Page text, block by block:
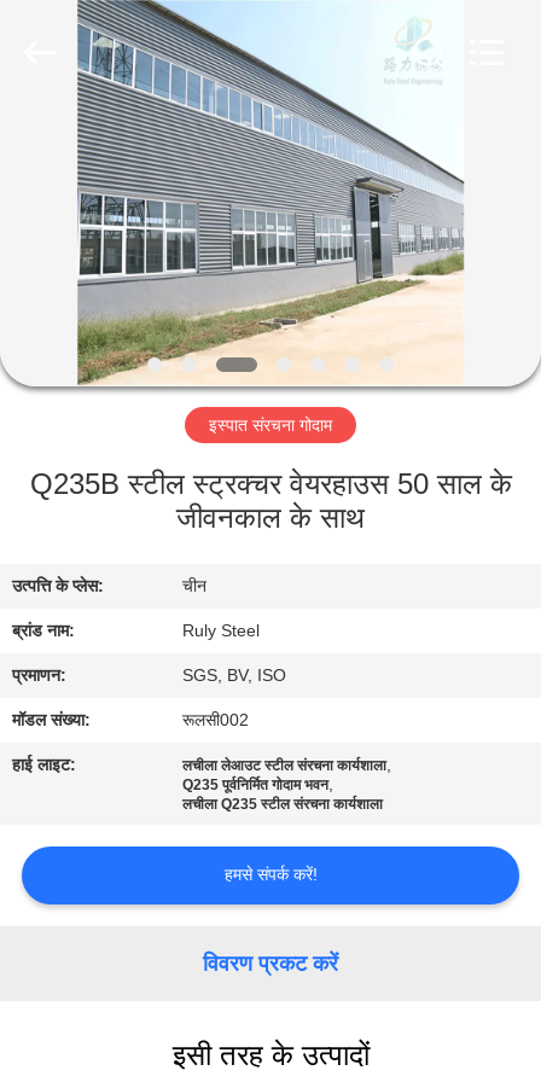
उत्पादों
वीडियो
वीआर
दिखाएँ
हमारे
कारखाना
भ्रमण
गुणवत्ता
संपर्क
करें
इस्पात संरचना गोदाम
Q235B स्टील स्ट्रक्चर वेयरहाउस 50 साल के
जीवनकाल के साथ
उत्पत्ति के प्लेस: चीन
ब्रांड नाम: Ruly Steel
प्रमाणन: SGS, BV, ISO
मॉडल संख्या: रूलसी002
हाई लाइट: लचीला लेआउट स्टील संरचना कार्यशाला,
Q235 पूर्वनिर्मित गोदाम भवन,
लचीला Q235 स्टील संरचना कार्यशाला
हमसे संपर्क करें!
विवरण प्रकट करें
इसी तरह के उत्पादों